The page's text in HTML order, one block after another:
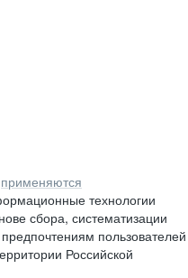
применяются
технологии
сбора, систематизации
пользователей
Российской